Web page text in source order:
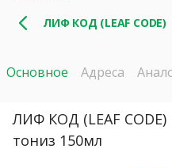
ЛИФ КОД (LEAF CODE)
Основное Адреса
ЛИФ КОД (LEAF
тониз 150мл